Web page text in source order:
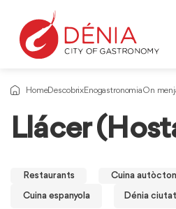
HomeDescobrixEnogastronomiaOn
Llácer
Restaurants Cuina
Cuina espanyola Dénia ciutat